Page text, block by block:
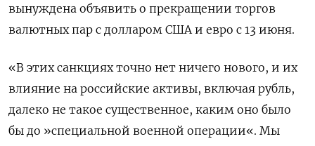
вынуждена объявить о прекращении торгов
валютных пар с долларом США и евро с 13 июня.
«В этих санкциях точно нет ничего нового, и их
влияние на российские активы, включая рубль,
далеко не такое существенное, каким оно было
бы до »специальной военной операции«. Мы